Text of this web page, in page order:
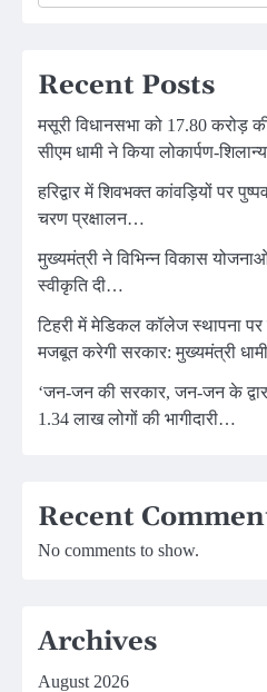
Recent Posts
मसूरी विधानसभा को 17.80 करोड़
सीएम धामी ने किया लोकार्पण-
हरिद्वार में शिवभक्त कांवड़ियों पर
चरण प्रक्षालन…
मुख्यमंत्री ने विभिन्न विकास
स्वीकृति दी…
टिहरी में मेडिकल कॉलेज स्थापना
मजबूत करेगी सरकार: मुख्यमंत्री
‘जन-जन की सरकार, जन-जन के
1.34 लाख लोगों की भागीदारी…
Recent
No comments to show.
Archives
August 2026